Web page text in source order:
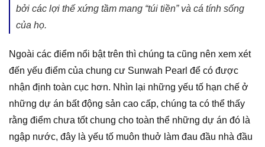
bởi các lợi thế xứng tầm mang “túi tiền” và cá tính sống
của họ.
Ngoài các điểm nổi bật trên thì chúng ta cũng nên xem xét
đến yếu điểm của chung cư Sunwah Pearl để có được
nhận định toàn cục hơn. Nhìn lại những yếu tố hạn chế ở
những dự án bất động sản cao cấp, chúng ta có thể thấy
rằng điểm chưa tốt chung cho toàn thể những dự án đó là
ngập nước, đây là yếu tố muôn thuở làm đau đầu nhà đầu